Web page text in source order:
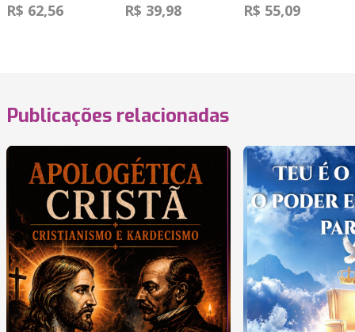
R$ 62,56 R$ 39,98 R$ 55,09
Publicações relacionadas